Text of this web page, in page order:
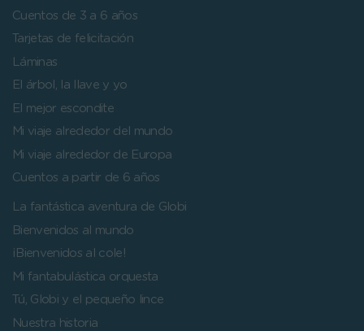
Cuentos de 3 a 6 años
Tarjetas de felicitación
Láminas
El árbol, la llave y yo
El mejor escondite
Mi viaje alrededor del mundo
Mi viaje alrededor de Europa
Cuentos a partir de 6 años
La fantástica aventura de Globi
Bienvenidos al mundo
¡Bienvenidos al cole!
Mi fantabulástica orquesta
Tú, Globi y el pequeño lince
Nuestra historia